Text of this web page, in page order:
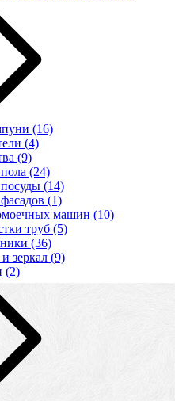
(16)
(4)
(9)
(24)
(14)
(1)
машин (10)
труб (5)
(36)
зеркал (9)
(2)